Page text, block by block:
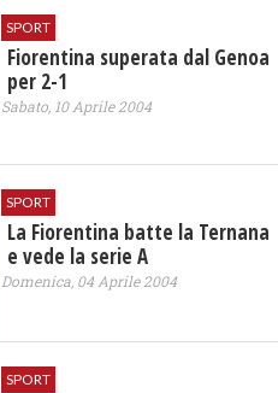
SPORT
Fiorentina superata dal Genoa
per 2-1
Sabato, 10 Aprile 2004
SPORT
La Fiorentina batte la Ternana
e vede la serie A
Domenica, 04 Aprile 2004
SPORT